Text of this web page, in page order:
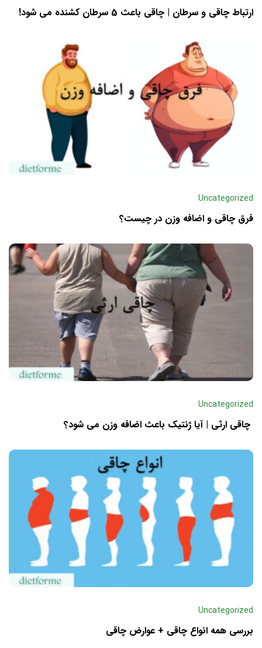
ارتباط چاقی و سرطان | چاقی باعث 5 سرطان کشنده می شود!
Uncategorized
فرق چاقی و اضافه وزن در چیست؟
Uncategorized
چاقی ارثی | آیا ژنتیک باعث اضافه وزن می شود؟
Uncategorized
بررسی همه انواع چاقی + عوارض چاقی